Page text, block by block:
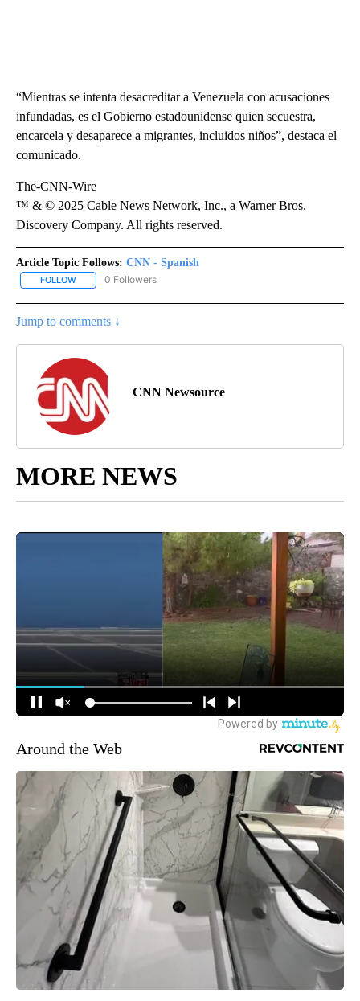
“Mientras se intenta desacreditar a Venezuela con acusaciones
infundadas, es el Gobierno estadounidense quien secuestra,
encarcela y desaparece a migrantes, incluidos niños”, destaca el
comunicado.
The-CNN-Wire
™ & © 2025 Cable News Network, Inc., a Warner Bros.
Discovery Company. All rights reserved.
Article Topic Follows: CNN - Spanish
FOLLOW FOLLOW "CNN - SPANISH" TO RECEIVE NOTIFICATIONS ABOUT
0 Followers
Jump to comments ↓
CNN Newsource
MORE NEWS
Around the Web